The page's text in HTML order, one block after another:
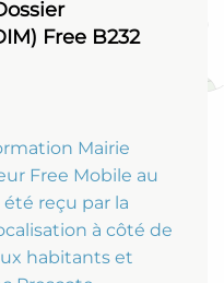
Free B232
Mairie
Free Mobile au
reçu par la
à côté de
habitants et